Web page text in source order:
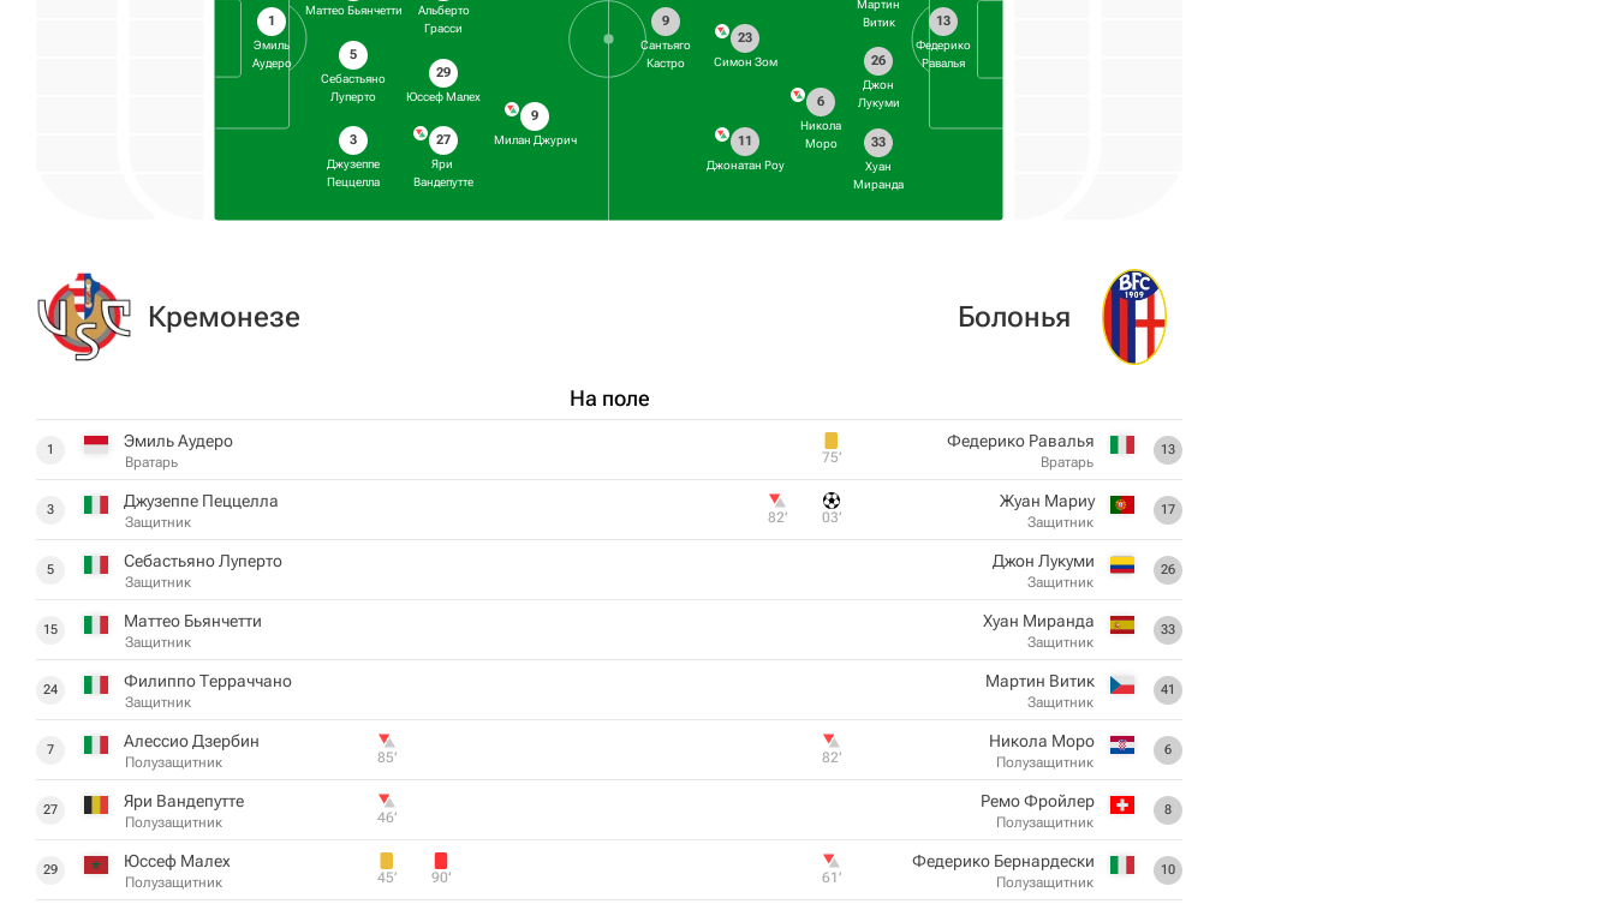
1
Эмиль
Аудеро
Маттео Бьянчетти
5
Себастьяно
Луперто
3
Джузеппе
Пеццелла
Альберто
Грасси
29
Юссеф Малех
27
Яри ​​
Вандепутте
9
Милан Джурич
13
Федерико
Равалья
Мартин
Витик
26
Джон
Лукуми
33
Хуан
Миранда
6
Никола
Моро
23
Симон Зом
11
Джонатан Роу
9
Сантьяго
Кастро
Кремонезе
На поле
1 Эмиль Аудеро
Вратарь
3 Джузеппе Пеццелла
Защитник
5 Себастьяно Луперто
Защитник
15 Маттео Бьянчетти
Защитник
24 Филиппо Терраччано
Защитник
7 Алессио Дзербин
Полузащитник 85‎’‎
27 Яри ​​Вандепутте
Полузащитник 46‎’‎
29 Юссеф Малех
Полузащитник 45‎’‎ 90‎’‎
Болонья
13
Федерико Равалья
Вратарь
75‎’‎
17
Жуан Мариу
Защитник
03‎’‎
82‎’‎
26
Джон Лукуми
Защитник
33
Хуан Миранда
Защитник
41
Мартин Витик
Защитник
6
Никола Моро
Полузащитник
82‎’‎
8
Ремо Фройлер
Полузащитник
10
Федерико Бернардески
Полузащитник
61‎’‎